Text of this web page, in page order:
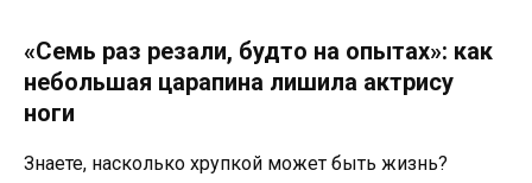
«Семь раз резали, будто на опытах»: как
небольшая царапина лишила актрису
ноги
Знаете, насколько хрупкой может быть жизнь?